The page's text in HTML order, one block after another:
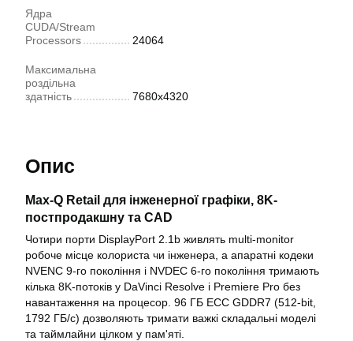
Ядра
CUDA/Stream
Processors
24064
Максимальна
роздільна
здатність
7680x4320
Опис
Max-Q Retail для інженерної графіки, 8K-
постпродакшну та CAD
Чотири порти DisplayPort 2.1b живлять multi-monitor
робоче місце колориста чи інженера, а апаратні кодеки
NVENC 9-го покоління і NVDEC 6-го покоління тримають
кілька 8K-потоків у DaVinci Resolve і Premiere Pro без
навантаження на процесор. 96 ГБ ECC GDDR7 (512-bit,
1792 ГБ/с) дозволяють тримати важкі складальні моделі
та таймлайни цілком у пам'яті.